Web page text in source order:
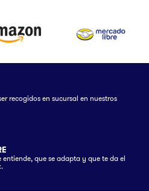
recogidos en sucursal en nuestros
entiende, que se adapta y que te da el